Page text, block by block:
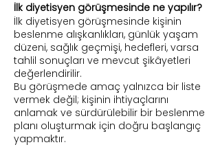
İlk diyetisyen görüşmesinde ne yapılır?
İlk diyetisyen görüşmesinde kişinin
beslenme alışkanlıkları, günlük yaşam
düzeni, sağlık geçmişi, hedefleri, varsa
tahlil sonuçları ve mevcut şikâyetleri
değerlendirilir.
Bu görüşmede amaç yalnızca bir liste
vermek değil; kişinin ihtiyaçlarını
anlamak ve sürdürülebilir bir beslenme
planı oluşturmak için doğru başlangıç
yapmaktır.